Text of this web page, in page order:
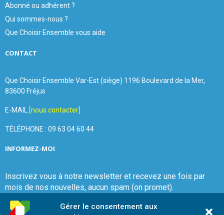
Gérer le consentement aux
Abonné ou adhérent ?
Qui sommes-nous ?
Que Choisir Ensemble vous aide
CONTACT
Que Choisir Ensemble Var-Est (siège) 1196 Boulevard de la Mer,
83600 Fréjus
E-MAIL [nous contacter]
TÉLÉPHONE : 09 63 04 60 44
INFORMEZ-MOI
Inscrivez vous à notre newsletter et recevez une fois par
mois de nos nouvelles, aucun spam (on promet).